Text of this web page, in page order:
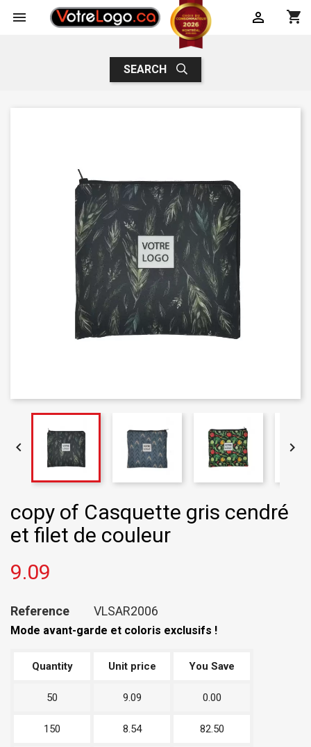
 shopping_cart

SEARCH
 
copy of Casquette gris cendré
et filet de couleur
9.09
Reference VLSAR2006
Mode avant-garde et coloris exclusifs !
Quantity Unit price You Save
50 9.09 0.00
150 8.54 82.50